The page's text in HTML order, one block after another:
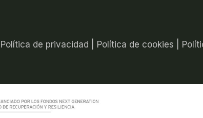
Política de privacidad Política de cookies